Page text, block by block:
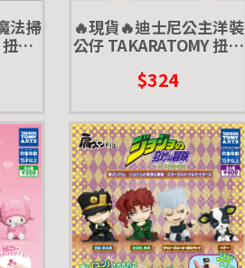
法掃
蛋
🔥現貨🔥迪士尼公主洋裝
公仔 TAKARATOMY 扭蛋
美女與野獸 貝兒
$324